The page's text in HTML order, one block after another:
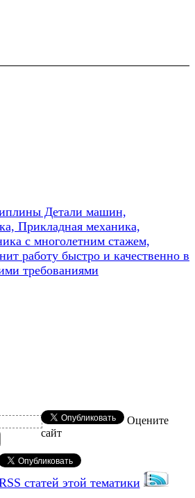
Детали машин,
Прикладная механика,
с многолетним стажем,
работу быстро и качественно в
требованиями
Оцените
сайт
статей этой тематики